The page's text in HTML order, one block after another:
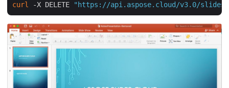
curl -X DELETE "https://api.aspose.cloud/v3.0/